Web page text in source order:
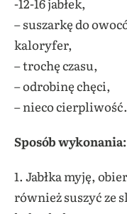
– suszarkę do
kaloryfer,
– trochę czasu,
– odrobinę chęci,
– nieco cierpliwość.
Sposób wykonania:
1. Jabłka myję,
również suszyć ze